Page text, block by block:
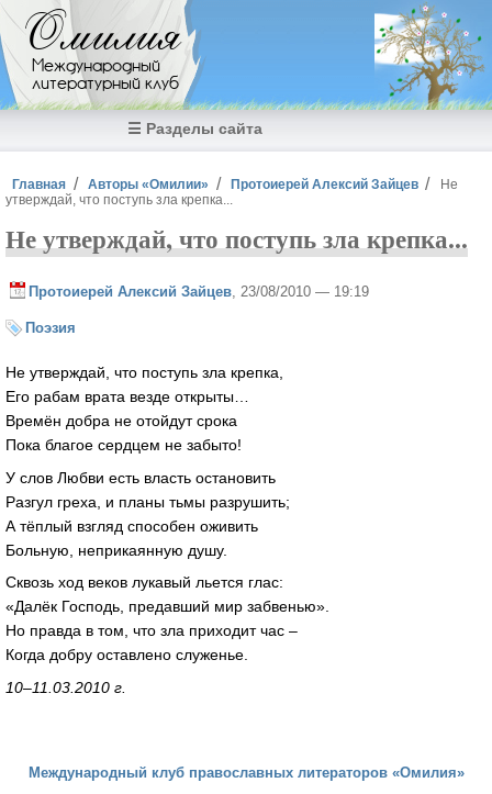
Перейти к основному содержанию
Омилия
Международный
литературный клуб
☰ Разделы сайта
Вы здесь
Главная Авторы «Омилии» Протоиерей Алексий Зайцев
Не
утверждай, что поступь зла крепка...
Не утверждай, что поступь зла крепка...
Протоиерей Алексий Зайцев , 23/08/2010 — 19:19
Поэзия
Не утверждай, что поступь зла крепка,
Его рабам врата везде открыты…
Времён добра не отойдут срока
Пока благое сердцем не забыто!
У слов Любви есть власть остановить
Разгул греха, и планы тьмы разрушить;
А тёплый взгляд способен оживить
Больную, неприкаянную душу.
Сквозь ход веков лукавый льется глас:
«Далёк Господь, предавший мир забвенью».
Но правда в том, что зла приходит час –
Когда добру оставлено служенье.
10–11.03.2010 г.
Международный клуб православных литераторов «Омилия»